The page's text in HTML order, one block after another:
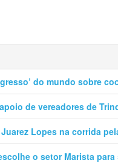
do mundo sobre
de vereadores de
Lopes na corrida
o setor Marista